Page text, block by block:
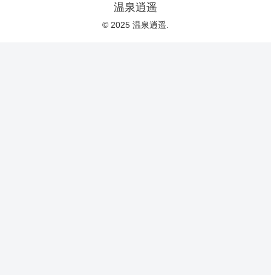
温泉逍遥
© 2025 温泉逍遥.